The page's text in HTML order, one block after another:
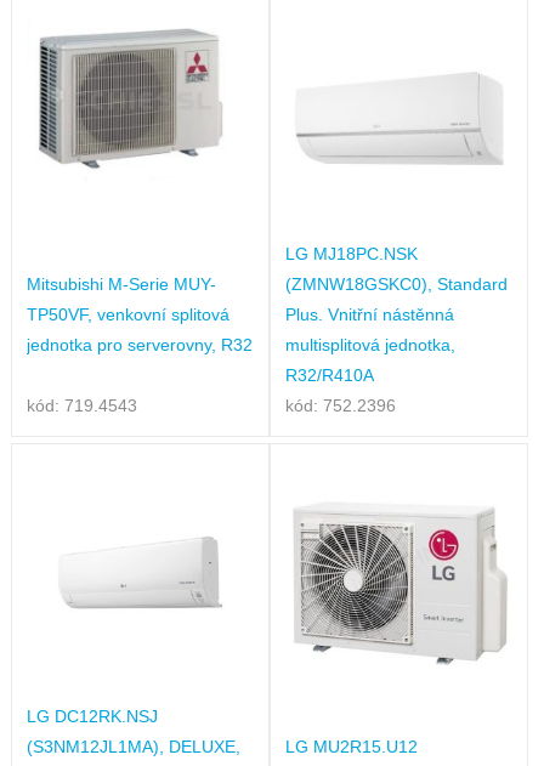
Mitsubishi M-Serie MUY-
TP50VF, venkovní splitová
jednotka pro serverovny, R32
kód: 719.4543
LG MJ18PC.NSK
(ZMNW18GSKC0), Standard
Plus. Vnitřní nástěnná
multisplitová jednotka,
R32/R410A
kód: 752.2396
LG DC12RK.NSJ
(S3NM12JL1MA), DELUXE,
LG MU2R15.U12